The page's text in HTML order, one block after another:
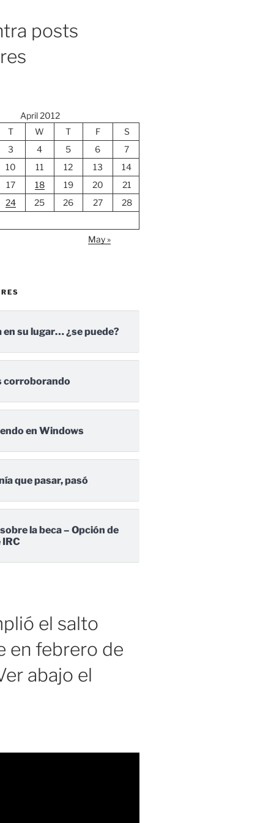
posts
April 2012
T
W T F
S
3
4 5 6
7
10
11 12 13
14
17
18 19 20
21
24
25 26 27 28
May »
en su lugar… ¿se puede?
corroborando
en Windows
que pasar, pasó
la beca – Opción de
el salto
en febrero de
abajo el